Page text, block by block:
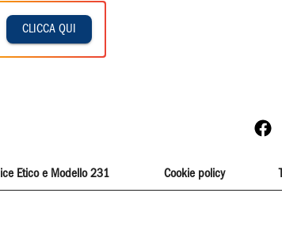
CLICCA QUI
Etico e Modello 231 Cookie policy